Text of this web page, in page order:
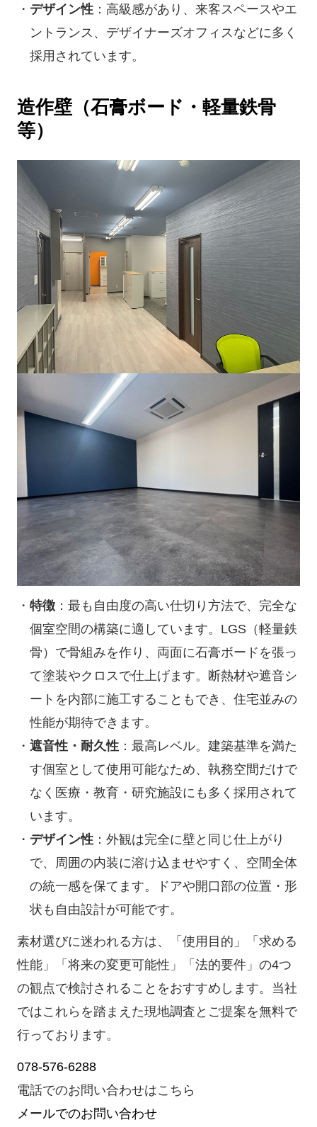
デザイン性：高級感があり、来客スペースやエ
ントランス、デザイナーズオフィスなどに多く
採用されています。
造作壁（石膏ボード・軽量鉄骨
等）
特徴：最も自由度の高い仕切り方法で、完全な
個室空間の構築に適しています。LGS（軽量鉄
骨）で骨組みを作り、両面に石膏ボードを張っ
て塗装やクロスで仕上げます。断熱材や遮音シ
ートを内部に施工することもでき、住宅並みの
性能が期待できます。
遮音性・耐久性：最高レベル。建築基準を満た
す個室として使用可能なため、執務空間だけで
なく医療・教育・研究施設にも多く採用されて
います。
デザイン性：外観は完全に壁と同じ仕上がり
で、周囲の内装に溶け込ませやすく、空間全体
の統一感を保てます。ドアや開口部の位置・形
状も自由設計が可能です。
素材選びに迷われる方は、「使用目的」「求める
性能」「将来の変更可能性」「法的要件」の4つ
の観点で検討されることをおすすめします。当社
ではこれらを踏まえた現地調査とご提案を無料で
行っております。
078-576-6288
電話でのお問い合わせはこちら
メールでのお問い合わせ